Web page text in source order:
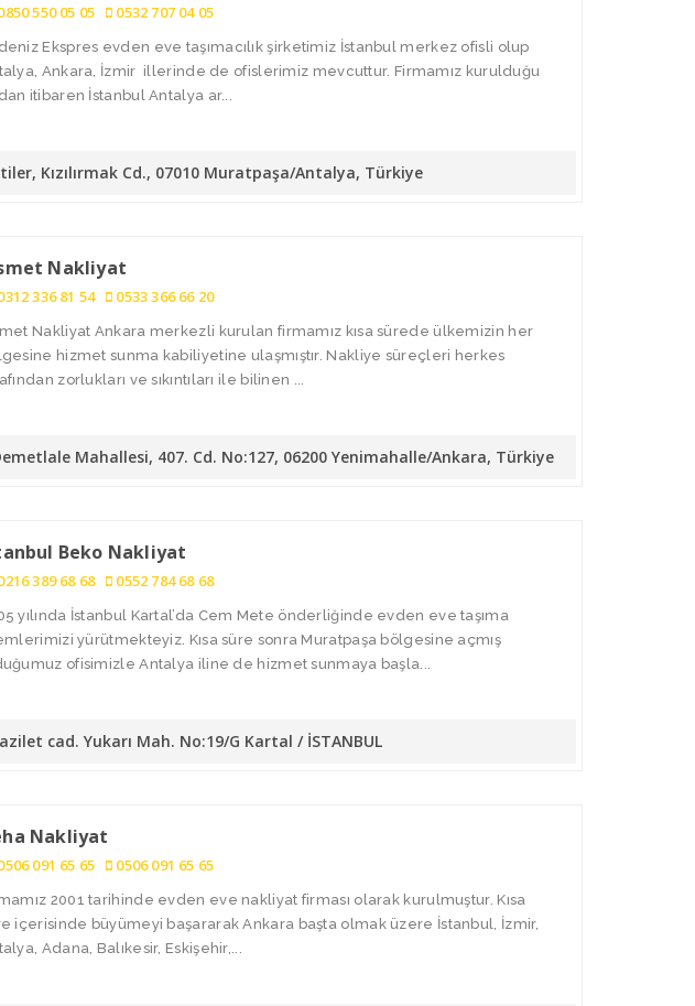
550 05 05 0532 707 04 05
Ekspres evden eve taşımacılık şirketimiz İstanbul merkez ofisli olup
Ankara, İzmir illerinde de ofislerimiz mevcuttur. Firmamız kurulduğu
itibaren İstanbul Antalya ar...
Kızılırmak Cd., 07010 Muratpaşa/Antalya, Türkiye
Nakliyat
336 81 54 0533 366 66 20
Nakliyat Ankara merkezli kurulan firmamız kısa sürede ülkemizin her
hizmet sunma kabiliyetine ulaşmıştır. Nakliye süreçleri herkes
zorlukları ve sıkıntıları ile bilinen ...
Mahallesi, 407. Cd. No:127, 06200 Yenimahalle/Ankara, Türkiye
Beko Nakliyat
389 68 68 0552 784 68 68
yılında İstanbul Kartal’da Cem Mete önderliğinde evden eve taşıma
yürütmekteyiz. Kısa süre sonra Muratpaşa bölgesine açmış
ofisimizle Antalya iline de hizmet sunmaya başla...
cad. Yukarı Mah. No:19/G Kartal / İSTANBUL
Nakliyat
091 65 65 0506 091 65 65
2001 tarihinde evden eve nakliyat firması olarak kurulmuştur. Kısa
içerisinde büyümeyi başararak Ankara başta olmak üzere İstanbul, İzmir,
Adana, Balıkesir, Eskişehir,...